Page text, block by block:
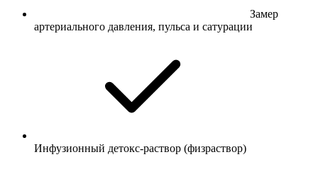
Замер
артериального давления, пульса и сатурации
Инфузионный детокс-раствор (физраствор)